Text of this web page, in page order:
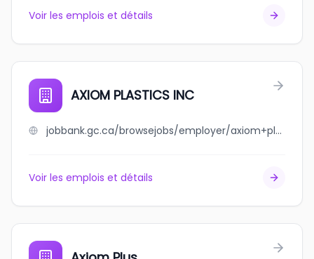
Voir les emplois et détails
AXIOM PLASTICS INC
jobbank.gc.ca/browsejobs/employer/axiom+plastics+inc/ca
Voir les emplois et détails